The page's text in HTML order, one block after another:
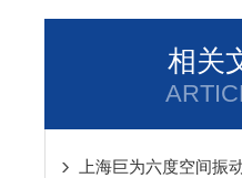
相关
上海巨为六度空间振